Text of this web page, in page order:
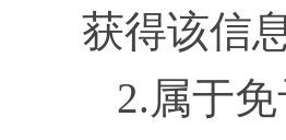
获得该信
2.属于